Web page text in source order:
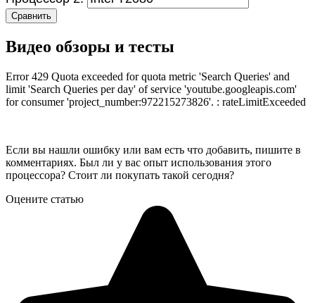
Сравнить
Видео обзоры и тесты
Error 429 Quota exceeded for quota metric 'Search Queries' and
limit 'Search Queries per day' of service 'youtube.googleapis.com'
for consumer 'project_number:972215273826'. : rateLimitExceeded
Если вы нашли ошибку или вам есть что добавить, пишите в
комментариях. Был ли у вас опыт использования этого
процессора? Стоит ли покупать такой сегодня?
Оцените статью